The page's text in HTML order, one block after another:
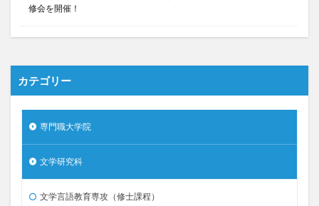
修会を開催！
カテゴリー
専門職大学院
文学研究科
文学言語教育専攻（修士課程）